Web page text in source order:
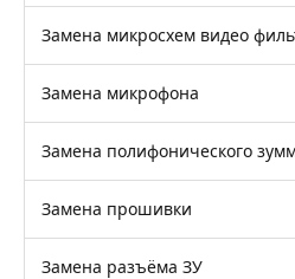
Замена микросхем видео
Замена микрофона
Замена полифонического
Замена прошивки
Замена разъёма ЗУ